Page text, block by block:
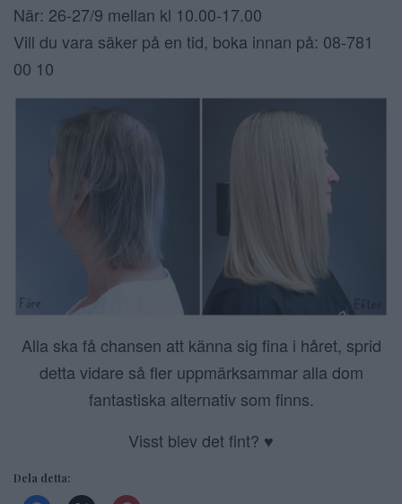
När: 26-27/9 mellan kl 10.00-17.00
Vill du vara säker på en tid, boka innan på: 08-781
00 10
Alla ska få chansen att känna sig fina i håret, sprid
detta vidare så fler uppmärksammar alla dom
fantastiska alternativ som finns.
Visst blev det fint? ♥
Dela detta: